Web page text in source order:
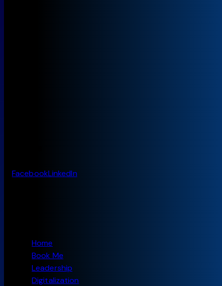
FacebookLinkedIn
Home
Book Me
Leadership
Digitalization